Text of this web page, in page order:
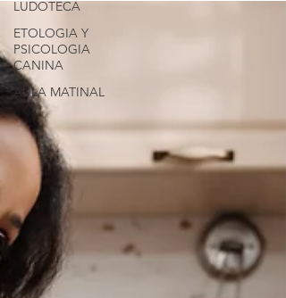
LUDOTECA
ETOLOGIA Y
PSICOLOGIA
CANINA
AULA MATINAL